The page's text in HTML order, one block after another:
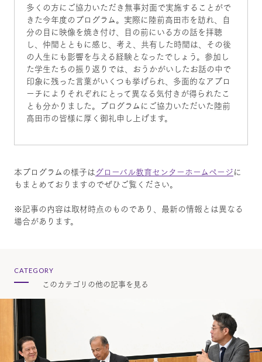
多くの方にご協力いただき無事対面で実施することがで
きた今年度のプログラム。実際に陸前高田市を訪れ、自
分の目に映像を焼き付け、目の前にいる方の話を拝聴
し、仲間とともに感じ、考え、共有した時間は、その後
の人生にも影響を与える経験となったでしょう。参加し
た学生たちの振り返りでは、おうかがいしたお話の中で
印象に残った言葉がいくつも挙げられ、多面的なアプロ
ーチによりそれぞれにとって異なる気付きが得られたこ
とも分かりました。プログラムにご協力いただいた陸前
高田市の皆様に厚く御礼申し上げます。
本プログラムの様子はグローバル教育センターホームページに
もまとめておりますのでぜひご覧ください。
※記事の内容は取材時点のものであり、最新の情報とは異なる
場合があります。
CATEGORY
このカテゴリの他の記事を見る